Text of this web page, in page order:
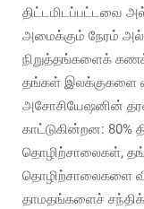
திட்டமிடப்பட்டவை
அமைக்கும் நேரம்
நிறுத்தங்களைக்
தங்கள் இலக்குகளை
அசோசியேஷனின்
காட்டுகின்றன: 80%
தொழிற்சாலைகள்,
தொழிற்சாலைகளை
தாமதங்களைச்